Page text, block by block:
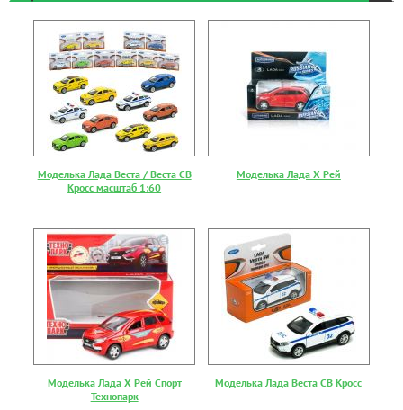
Моделька Лада Веста / Веста СВ
Кросс масштаб 1:60
Моделька Лада Х Рей
Моделька Лада Х Рей Спорт
Технопарк
Моделька Лада Веста СВ Кросс